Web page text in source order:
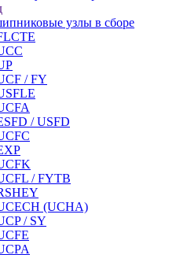
узлы в сборе
/ FY
/ USFD
/ FYTB
(UCHA)
/ SY